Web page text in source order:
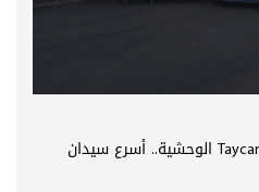
بورشه تطلق Taycan Manthey Kit الوحشية.. أسرع سيدان